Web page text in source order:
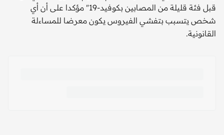
قبل فئة قليلة من المصابين بكوفيد-19" مؤكدا على أن أي
شخص يتسبب بتفشي الفيروس يكون معرضا للمساءلة
القانونية.